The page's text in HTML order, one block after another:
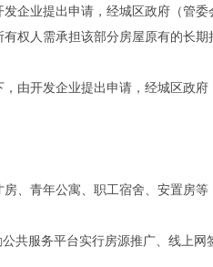
业提出申请，经城区政府（管委
权人需承担该部分房屋原有的长
开发企业提出申请，经城区政府
青年公寓、职工宿舍、安置房等
服务平台实行房源推广、线上网